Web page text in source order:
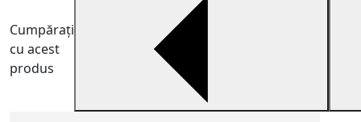
Cumpărați
cu acest
produs